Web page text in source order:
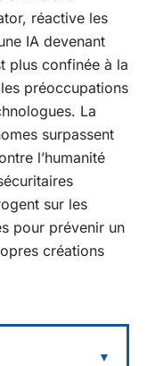
réactive les
IA devenant
plus confinée à la
préoccupations
La
surpassent
l’humanité
sur les
pour prévenir un
créations